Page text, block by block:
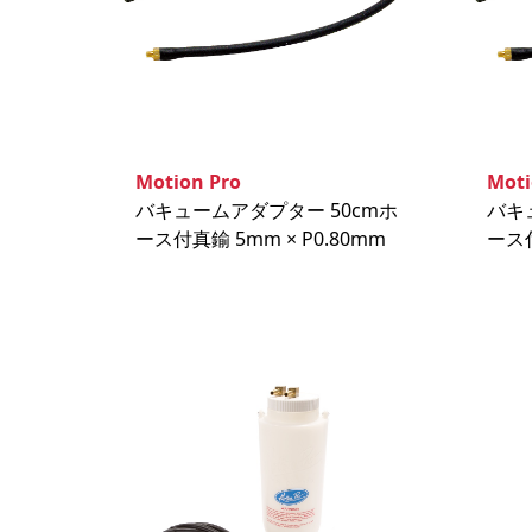
Motion Pro
バキュームアダプター 50cmホ
ース付真鍮 5mm × P0.80mm
バキ
ース